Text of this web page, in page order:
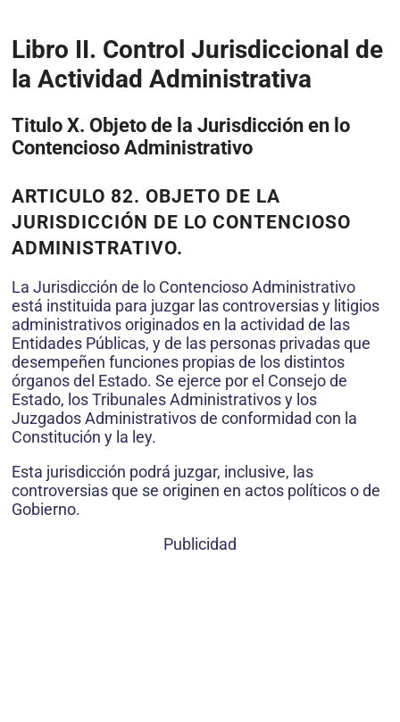
Libro II. Control Jurisdiccional de
la Actividad Administrativa
Titulo X. Objeto de la Jurisdicción en lo
Contencioso Administrativo
ARTICULO 82. OBJETO DE LA
JURISDICCIÓN DE LO CONTENCIOSO
ADMINISTRATIVO.
La Jurisdicción de lo Contencioso Administrativo
está instituida para juzgar las controversias y litigios
administrativos originados en la actividad de las
Entidades Públicas, y de las personas privadas que
desempeñen funciones propias de los distintos
órganos del Estado. Se ejerce por el Consejo de
Estado, los Tribunales Administrativos y los
Juzgados Administrativos de conformidad con la
Constitución y la ley.
Esta jurisdicción podrá juzgar, inclusive, las
controversias que se originen en actos políticos o de
Gobierno.
Publicidad